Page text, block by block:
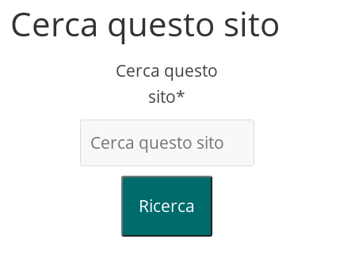
Cerca questo sito
Cerca questo
sito*
Ricerca